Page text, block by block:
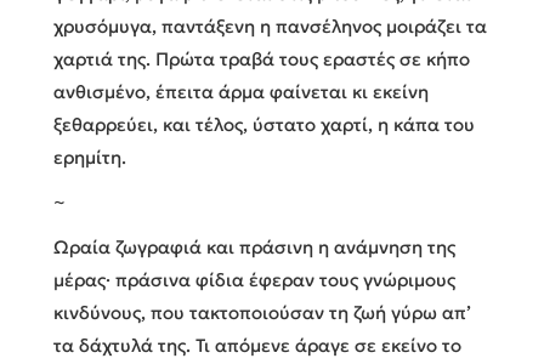
χρυσόμυγα, παντάξενη η πανσέληνος μοιράζει τα
χαρτιά της. Πρώτα τραβά τους εραστές σε κήπο
ανθισμένο, έπειτα άρμα φαίνεται κι εκείνη
ξεθαρρεύει, και τέλος, ύστατο χαρτί, η κάπα του
ερημίτη.
~
Ωραία ζωγραφιά και πράσινη η ανάμνηση της
μέρας· πράσινα φίδια έφεραν τους γνώριμους
κινδύνους, που τακτοποιούσαν τη ζωή γύρω απ’
τα δάχτυλά της. Τι απόμενε άραγε σε εκείνο το